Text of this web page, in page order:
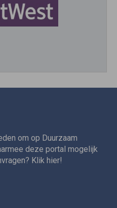
om op Duurzaam
deze portal mogelijk
Klik hier!